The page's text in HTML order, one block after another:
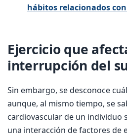
hábitos relacionados
Ejercicio que
interrupción del
Sin embargo, se desconoce
aunque, al mismo tiempo, se
cardiovascular de un individuo
una interacción de factores de